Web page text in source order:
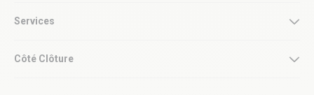
Services
Côté Clôture